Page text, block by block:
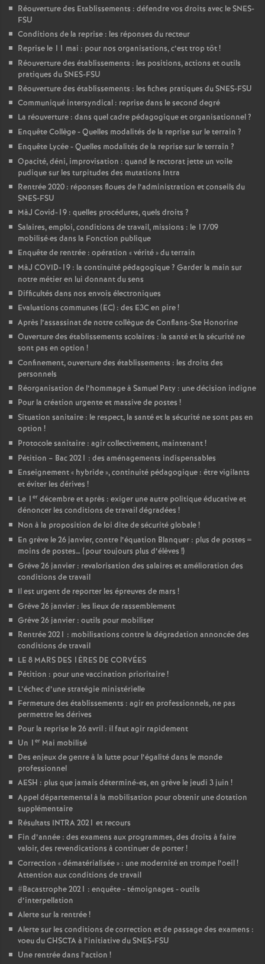
Réouverture des Etablissements : défendre vos droits avec le SNES-
FSU
Conditions de la reprise : les réponses du recteur
Reprise le 11 mai : pour nos organisations, c’est trop tôt!
Réouverture des établissements : les positions, actions et outils
pratiques du SNES-FSU
Réouverture des établissements : les fiches pratiques du SNES-FSU
Communiqué intersyndical : reprise dans le second degré
La réouverture : dans quel cadre pédagogique et organisationnel?
Enquête Collège - Quelles modalités de la reprise sur le terrain ?
Enquête Lycée - Quelles modalités de la reprise sur le terrain ?
Opacité, déni, improvisation : quand le rectorat jette un voile
pudique sur les turpitudes des mutations Intra
Rentrée 2020 : réponses floues de l’administration et conseils du
SNES-FSU
MàJ Covid-19 : quelles procédures, quels droits ?
Salaires, emploi, conditions de travail, missions : le 17/09
mobilisé·es dans la Fonction publique
Enquête de rentrée : opération «vérité» du terrain
MàJ COVID-19 : la continuité pédagogique? Garder la main sur
notre métier en lui donnant du sens
Difficultés dans nos envois électroniques
Evaluations communes (EC) : des E3C en pire!
Après l’assassinat de notre collègue de Conflans-Ste Honorine
Ouverture des établissements scolaires : la santé et la sécurité ne
sont pas en option !
Confinement, ouverture des établissements : les droits des
personnels
Réorganisation de l’hommage à Samuel Paty : une décision indigne
Pour la création urgente et massive de postes !
Situation sanitaire : le respect, la santé et la sécurité ne sont pas en
option !
Protocole sanitaire : agir collectivement, maintenant!
Pétition – Bac 2021 : des aménagements indispensables
Enseignement « hybride», continuité pédagogique : être vigilants
et éviter les dérives !
Le 1 er décembre et après : exiger une autre politique éducative et
dénoncer les conditions de travail dégradées !
Non à la proposition de loi dite de sécurité globale!
En grève le 26 janvier, contre l’équation Blanquer : plus de postes =
moins de postes… (pour toujours plus d’élèves !)
Grève 26 janvier : revalorisation des salaires et amélioration des
conditions de travail
Il est urgent de reporter les épreuves de mars !
Grève 26 janvier : les lieux de rassemblement
Grève 26 janvier : outils pour mobiliser
Rentrée 2021 : mobilisations contre la dégradation annoncée des
conditions de travail
LE 8 MARS DES 1ÈRES DE CORVÉES
Pétition : pour une vaccination prioritaire!
L’échec d’une stratégie ministérielle
Fermeture des établissements : agir en professionnels, ne pas
permettre les dérives
Pour la reprise le 26 avril : il faut agir rapidement
Un 1 er Mai mobilisé
Des enjeux de genre à la lutte pour l’égalité dans le monde
professionnel
AESH : plus que jamais déterminé-es, en grève le jeudi 3 juin !
Appel départemental à la mobilisation pour obtenir une dotation
supplémentaire
Résultats INTRA 2021 et recours
Fin d’année : des examens aux programmes, des droits à faire
valoir, des revendications à continuer de porter!
Correction «dématérialisée» : une modernité en trompe l’oeil!
Attention aux conditions de travail
#Bacastrophe 2021 : enquête - témoignages - outils
d’interpellation
Alerte sur la rentrée!
Alerte sur les conditions de correction et de passage des examens :
voeu du CHSCTA à l’initiative du SNES-FSU
Une rentrée dans l’action !